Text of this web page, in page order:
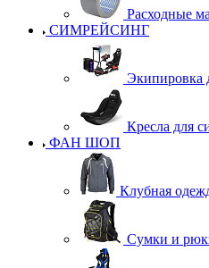
Расходные
СИМРЕЙСИНГ
Экипировка
Кресла для
ФАН ШОП
Клубная
Сумки и